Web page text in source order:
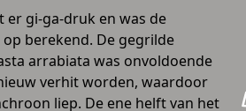
er gi-ga-druk en was de
berekend. De gegrilde
arrabiata was onvoldoende
verhit worden, waardoor
liep. De ene helft van het